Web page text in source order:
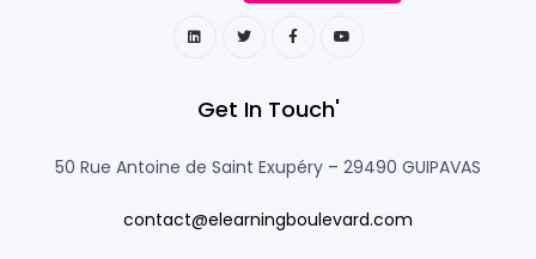
Get In Touch'
50 Rue Antoine de Saint Exupéry – 29490 GUIPAVAS
contact@elearningboulevard.com